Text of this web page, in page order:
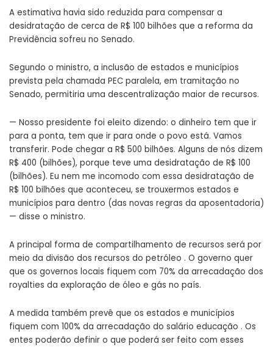
A estimativa havia sido reduzida para compensar a
desidratação de cerca de R$ 100 bilhões que a reforma da
Previdência sofreu no Senado.
Segundo o ministro, a inclusão de estados e municípios
prevista pela chamada PEC paralela, em tramitação no
Senado, permitiria uma descentralização maior de recursos.
— Nosso presidente foi eleito dizendo: o dinheiro tem que ir
para a ponta, tem que ir para onde o povo está. Vamos
transferir. Pode chegar a R$ 500 bilhões. Alguns de nós dizem
R$ 400 (bilhões), porque teve uma desidratação de R$ 100
(bilhões). Eu nem me incomodo com essa desidratação de
R$ 100 bilhões que aconteceu, se trouxermos estados e
municípios para dentro (das novas regras da aposentadoria)
— disse o ministro.
A principal forma de compartilhamento de recursos será por
meio da divisão dos recursos do petróleo . O governo quer
que os governos locais fiquem com 70% da arrecadação dos
royalties da exploração de óleo e gás no país.
A medida também prevê que os estados e municípios
fiquem com 100% da arrecadação do salário educação . Os
entes poderão definir o que poderá ser feito com esses